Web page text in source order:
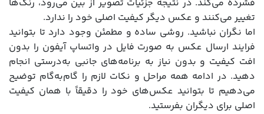
فشرده می‌کند. در نتیجه جزئیات تصویر از بین می‌رود، رنگ‌ها
تغییر می‌کنند و عکس دیگر کیفیت اصلی خود را ندارد.
اما نگران نباشید. روشی ساده و مطمئن وجود دارد تا بتوانید
فرایند ارسال عکس به صورت فایل در واتساپ آیفون را بدون
افت کیفیت و بدون نیاز به برنامه‌های جانبی به‌درستی انجام
دهید. در ادامه همه مراحل و نکات لازم را گام‌به‌گام توضیح
می‌دهیم تا بتوانید عکس‌های خود را دقیقاً با همان کیفیت
اصلی برای دیگران بفرستید.